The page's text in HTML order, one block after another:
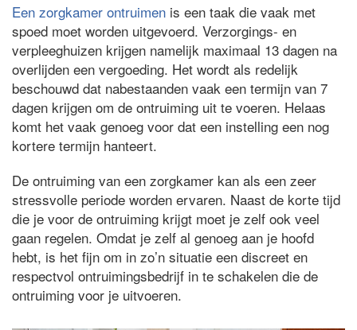
Een zorgkamer ontruimen is een taak die vaak met
spoed moet worden uitgevoerd. Verzorgings- en
verpleeghuizen krijgen namelijk maximaal 13 dagen na
overlijden een vergoeding. Het wordt als redelijk
beschouwd dat nabestaanden vaak een termijn van 7
dagen krijgen om de ontruiming uit te voeren. Helaas
komt het vaak genoeg voor dat een instelling een nog
kortere termijn hanteert.
De ontruiming van een zorgkamer kan als een zeer
stressvolle periode worden ervaren. Naast de korte tijd
die je voor de ontruiming krijgt moet je zelf ook veel
gaan regelen. Omdat je zelf al genoeg aan je hoofd
hebt, is het fijn om in zo’n situatie een discreet en
respectvol ontruimingsbedrijf in te schakelen die de
ontruiming voor je uitvoeren.